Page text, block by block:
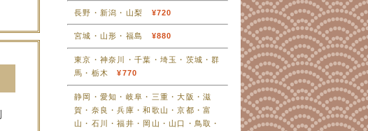
長野・新潟・山梨 ¥720
宮城・山形・福島 ¥880
東京・神奈川・千葉・埼玉・茨城・群
馬・栃木¥770
静岡・愛知・岐阜・三重・大阪・滋
賀・奈良・兵庫・和歌山・京都・富
山・石川・福井・岡山・山口・鳥取・